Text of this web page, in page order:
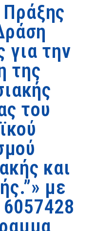
για την
της
του
και
με